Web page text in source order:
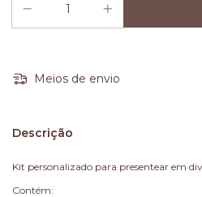
Meios de envio
Descrição
Kit personalizado para presentear em
Contém: